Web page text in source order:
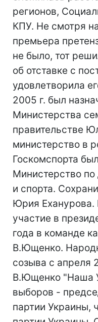
регионов,
КПУ. Не смотря
премьера
не было, тот
об отставке с
удовлетворила
2005 г. был
Министерства
правительстве
министерство в
Госкомспорта
Министерство
и спорта.
Юрия Еханурова.
участие в
года в команде
В.Ющенко.
созыва с апреля
В.Ющенко "Наша
выборов -
партии Украины,